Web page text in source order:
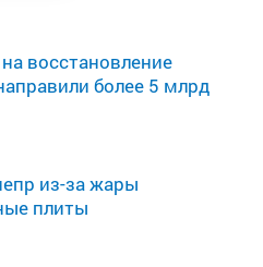
восстановление
более 5 млрд
из-за жары
плиты